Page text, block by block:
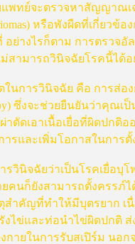
พทย์จะตรวจหาสัญญาณเ
หรือพังผืดที่เกี่ยวข้อ
ย่างไรก็ตาม การตรวจอั
ม่สามารถวินิจฉัยโรคนี้ได้
นการวินิจฉัย คือ การส่อ
ซึ่งจะช่วยยืนยันว่าคุณเ
าตัดเอาเนื้อเยื่อที่ผิดปกติอ
ารและเพิ่มโอกาสในการตั้
รวินิจฉัยว่าเป็นโรคเยื่อบุ
คนก็ยังสามารถตั้งครรภ์ไ
สำคัญที่ทำให้มีบุตรยาก เ
งไข่และท่อนำไข่ผิดปกติ
กายในการรับสเปิร์ม นอก